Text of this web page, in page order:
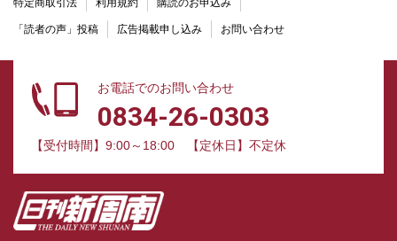
「読者の声」投稿 広告掲載申し込み お問い合わせ
お電話でのお問い合わせ
0834-26-0303
【受付時間】9:00～18:00 【定休日】不定休